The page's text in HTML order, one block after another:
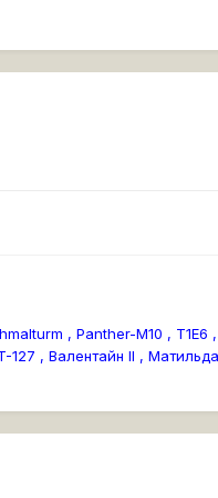
, Panther-M10 , T1E6
127 , Валентайн II ,